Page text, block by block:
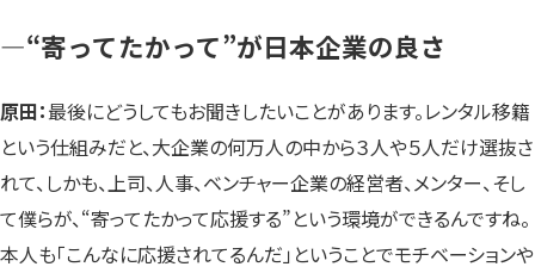
—“寄ってたかって”が日本企業の良さ
原田：最後にどうしてもお聞きしたいことがあります。レンタル移籍
という仕組みだと、大企業の何万人の中から３人や５人だけ選抜さ
れて、しかも、上司、人事、ベンチャー企業の経営者、メンター、そし
て僕らが、“寄ってたかって応援する”という環境ができるんですね。
本人も「こんなに応援されてるんだ」ということでモチベーションや